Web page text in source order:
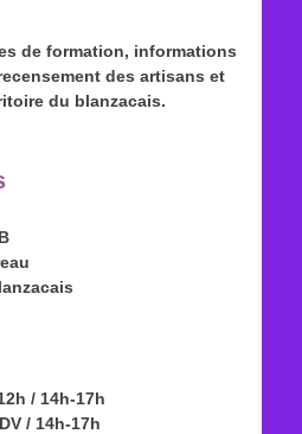
de formation, informations
des artisans et
du blanzacais.
/ 14h-17h
/ 14h-17h